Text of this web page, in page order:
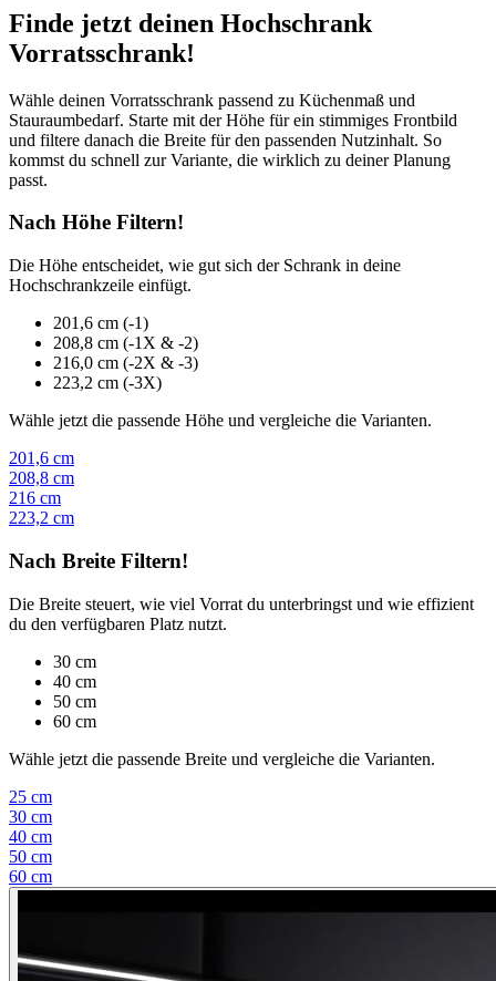
Finde jetzt deinen Hochschrank
Vorratsschrank!
Wähle deinen Vorratsschrank passend zu Küchenmaß und
Stauraumbedarf. Starte mit der Höhe für ein stimmiges Frontbild
und filtere danach die Breite für den passenden Nutzinhalt. So
kommst du schnell zur Variante, die wirklich zu deiner Planung
passt.
Nach Höhe Filtern!
Die Höhe entscheidet, wie gut sich der Schrank in deine
Hochschrankzeile einfügt.
201,6 cm (-1)
208,8 cm (-1X & -2)
216,0 cm (-2X & -3)
223,2 cm (-3X)
Wähle jetzt die passende Höhe und vergleiche die Varianten.
201,6 cm
208,8 cm
216 cm
223,2 cm
Nach Breite Filtern!
Die Breite steuert, wie viel Vorrat du unterbringst und wie effizient
du den verfügbaren Platz nutzt.
30 cm
40 cm
50 cm
60 cm
Wähle jetzt die passende Breite und vergleiche die Varianten.
25 cm
30 cm
40 cm
50 cm
60 cm